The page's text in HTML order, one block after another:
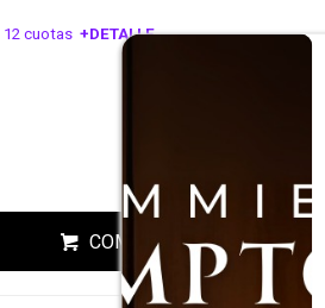
12 cuotas +DETALLE
COMPRAR